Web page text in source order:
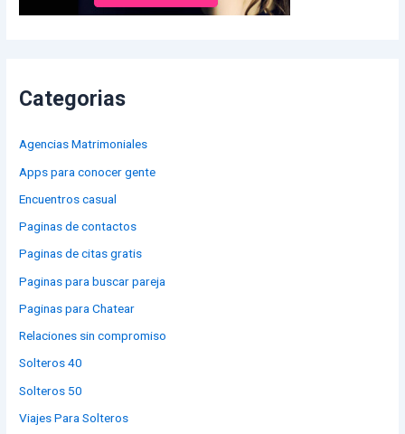
Categorias
Agencias Matrimoniales
Apps para conocer gente
Encuentros casual
Paginas de contactos
Paginas de citas gratis
Paginas para buscar pareja
Paginas para Chatear
Relaciones sin compromiso
Solteros 40
Solteros 50
Viajes Para Solteros